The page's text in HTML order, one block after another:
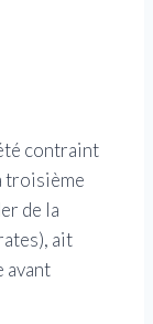
contraint
troisième
de la
ait
avant